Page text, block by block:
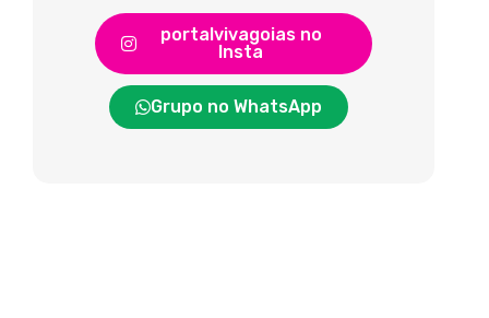
portalvivagoias no
Insta
Grupo no WhatsApp